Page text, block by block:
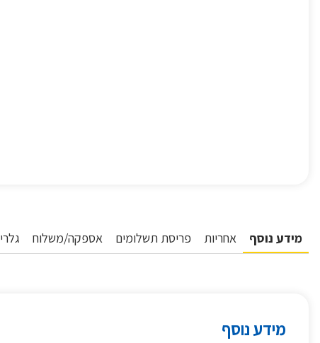
מידע נוסף אחריות פריסת תשלומים אספקה/משלוח
מידע נוסף